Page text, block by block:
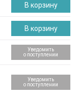
В корзину
В корзину
Уведомить
о поступлении
Уведомить
о поступлении